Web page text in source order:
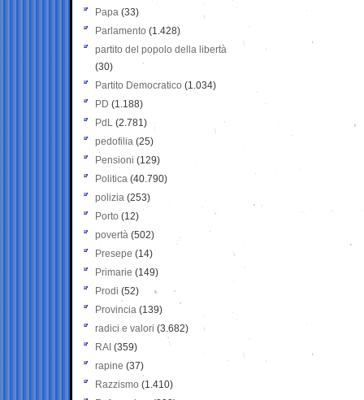
Papa (33)
Parlamento (1.428)
partito del popolo della libertà
(30)
Partito Democratico (1.034)
PD (1.188)
PdL (2.781)
pedofilia (25)
Pensioni (129)
Politica (40.790)
polizia (253)
Porto (12)
povertà (502)
Presepe (14)
Primarie (149)
Prodi (52)
Provincia (139)
radici e valori (3.682)
RAI (359)
rapine (37)
Razzismo (1.410)